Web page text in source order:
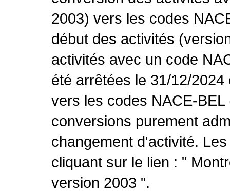
2003) vers les codes
début des activités
activités avec un code
été arrêtées le 31/12/
vers les codes NACE-
conversions purement
changement d'activité.
cliquant sur le lien : "
version 2003 ".